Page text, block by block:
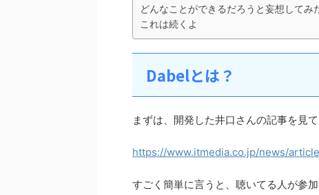
どんなことができるだろうと妄想してみ
これは続くよ
Dabelとは？
まずは、開発した井口さんの記事を見
https://www.itmedia.co.jp/news/
すごく簡単に言うと、聴いてる人が参加